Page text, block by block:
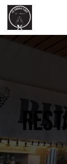
Panneau de